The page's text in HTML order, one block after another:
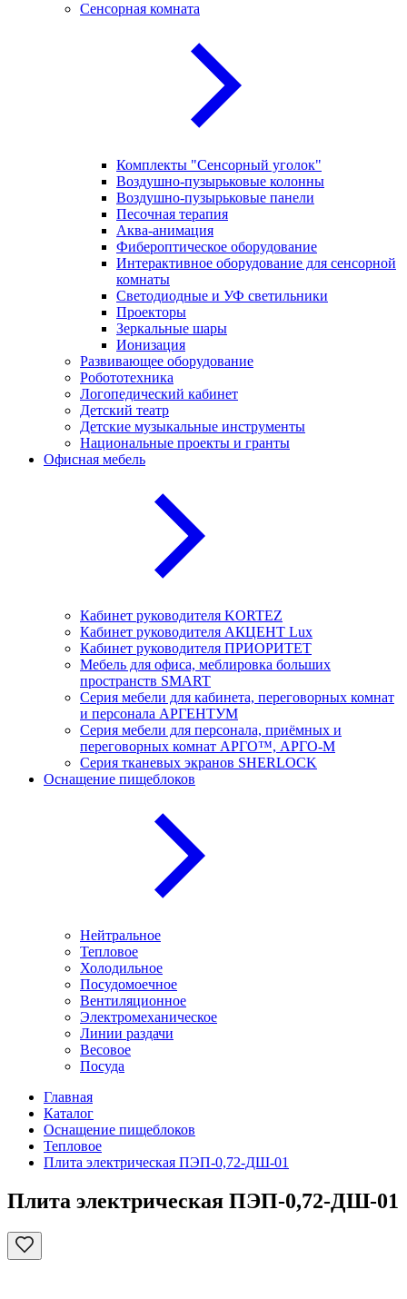
Сенсорная комната
Комплекты "Сенсорный уголок"
Воздушно-пузырьковые колонны
Воздушно-пузырьковые панели
Песочная терапия
Аква-анимация
Фибероптическое оборудование
Интерактивное оборудование для сенсорной
комнаты
Светодиодные и УФ светильники
Проекторы
Зеркальные шары
Ионизация
Развивающее оборудование
Робототехника
Логопедический кабинет
Детский театр
Детские музыкальные инструменты
Национальные проекты и гранты
Офисная мебель
Кабинет руководителя KORTEZ
Кабинет руководителя АКЦЕНТ Lux
Кабинет руководителя ПРИОРИТЕТ
Мебель для офиса, меблировка больших
пространств SMART
Серия мебели для кабинета, переговорных комнат
и персонала АРГЕНТУМ
Серия мебели для персонала, приёмных и
переговорных комнат АРГО™, АРГО-М
Серия тканевых экранов SHERLOCK
Оснащение пищеблоков
Нейтральное
Тепловое
Холодильное
Посудомоечное
Вентиляционное
Электромеханическое
Линии раздачи
Весовое
Посуда
Главная
Каталог
Оснащение пищеблоков
Тепловое
Плита электрическая ПЭП-0,72-ДШ-01
Плита электрическая ПЭП-0,72-ДШ-01